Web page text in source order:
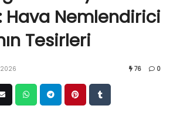
Hava Nemlendirici
Tesirleri
76 0